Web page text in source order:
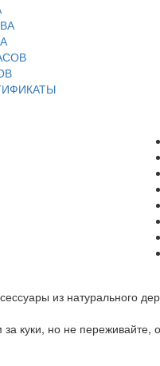
из натурального
куки, но не переживайте,